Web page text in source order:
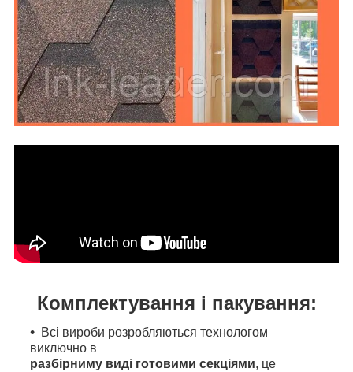
Комплектування і пакування:
Всі вироби розробляються технологом
виключно в
разбірниму виді готовими секціями, це